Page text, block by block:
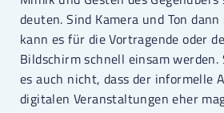
deuten. Sind Kamera und Ton
kann es für die Vortragende oder
Bildschirm schnell einsam
es auch nicht, dass der informelle
digitalen Veranstaltungen eher